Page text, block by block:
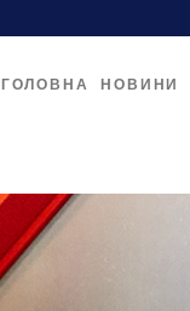
ГОЛОВНА НОВИНИ